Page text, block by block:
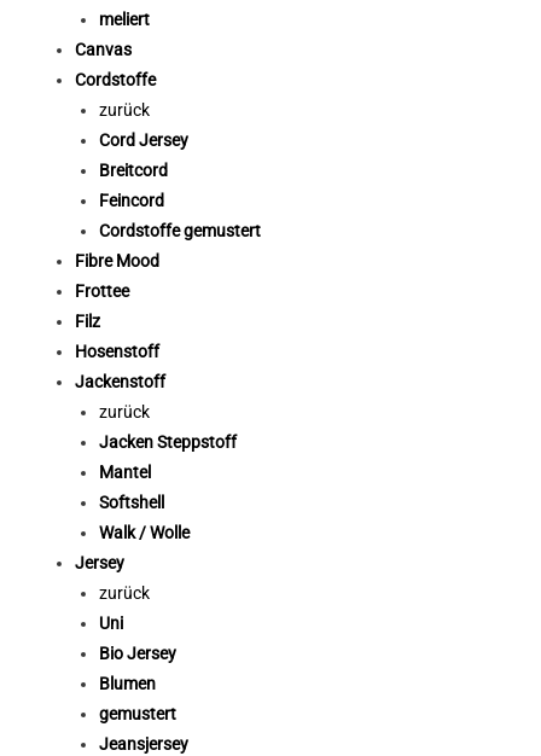
meliert
Canvas
Cordstoffe
zurück
Cord Jersey
Breitcord
Feincord
Cordstoffe gemustert
Fibre Mood
Frottee
Filz
Hosenstoff
Jackenstoff
zurück
Jacken Steppstoff
Mantel
Softshell
Walk / Wolle
Jersey
zurück
Uni
Bio Jersey
Blumen
gemustert
Jeansjersey